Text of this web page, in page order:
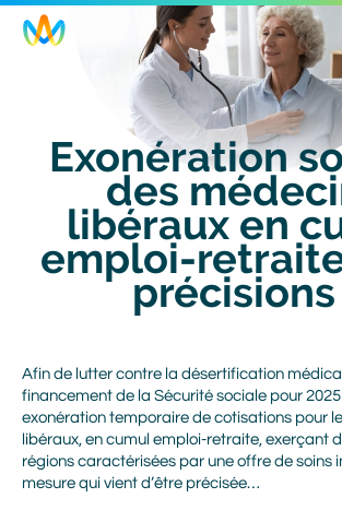
Skip
Image
Exonération
des
libéraux en
emploi-
précisions
Body
Afin de lutter contre la désertification
financement de la Sécurité sociale pour
exonération temporaire de cotisations pour
libéraux, en cumul emploi-retraite, exerçant
régions caractérisées par une offre de soins
mesure qui vient d’être précisée…